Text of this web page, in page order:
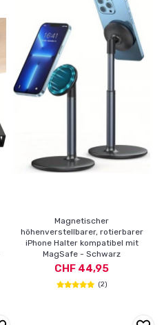
Magnetischer
höhenverstellbarer, rotierbarer
iPhone Halter kompatibel mit
MagSafe - Schwarz
CHF 44,95
(2)